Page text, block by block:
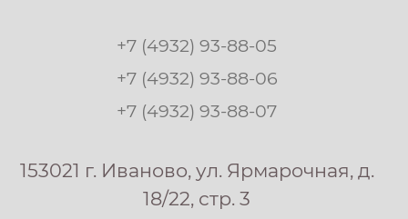
+7 (4932) 93-88-05
+7 (4932) 93-88-06
+7 (4932) 93-88-07
153021 г. Иваново, ул. Ярмарочная, д.
18/22, стр. 3